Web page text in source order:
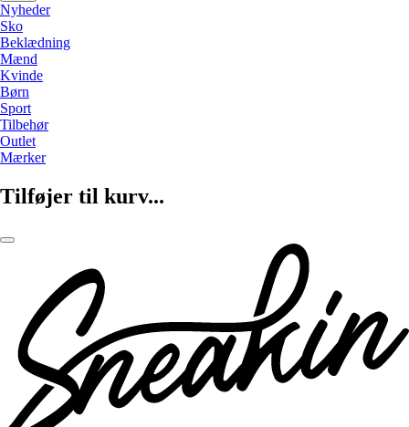
Nyheder
Sko
Beklædning
Mænd
Kvinde
Børn
Sport
Tilbehør
Outlet
Mærker
Tilføjer til kurv...